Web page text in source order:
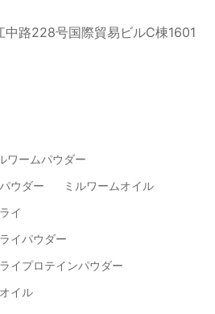
中路228号国際貿易ビルC棟1601
ワームパウダー
ウダー
ミルワームオイル
イ
イパウダー
イプロテインパウダー
イル